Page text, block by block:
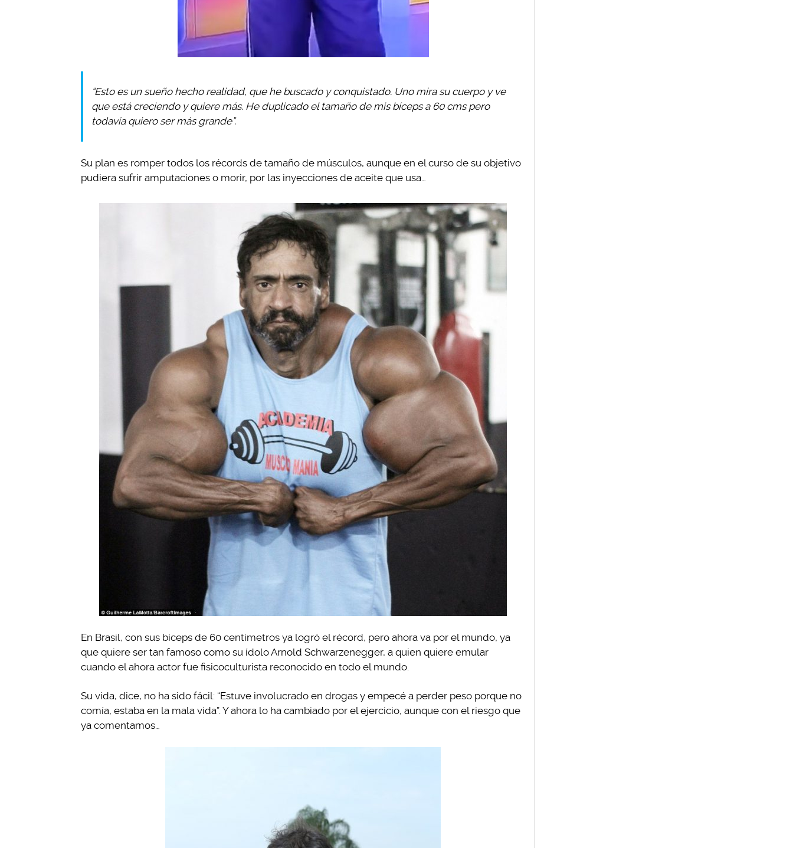
“Esto es un sueño hecho realidad, que he buscado y conquistado. Uno mira su cuerpo y ve
que está creciendo y quiere más. He duplicado el tamaño de mis bíceps a 60 cms pero
todavía quiero ser más grande”.
Su plan es romper todos los récords de tamaño de músculos, aunque en el curso de su objetivo
pudiera sufrir amputaciones o morir, por las inyecciones de aceite que usa…
En Brasil, con sus bíceps de 60 centímetros ya logró el récord, pero ahora va por el mundo, ya
que quiere ser tan famoso como su ídolo Arnold Schwarzenegger, a quien quiere emular
cuando el ahora actor fue fisicoculturista reconocido en todo el mundo.
Su vida, dice, no ha sido fácil: “Estuve involucrado en drogas y empecé a perder peso porque no
comía, estaba en la mala vida”. Y ahora lo ha cambiado por el ejercicio, aunque con el riesgo que
ya comentamos…